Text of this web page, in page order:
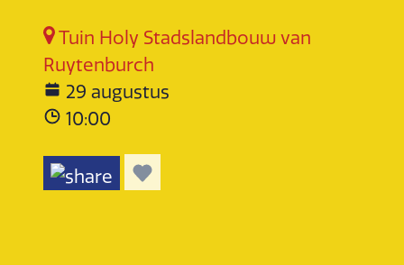
Tuin Holy Stadslandbouw van
Ruytenburch
29 augustus
10:00